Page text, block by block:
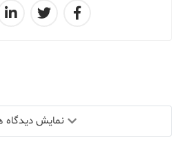
نمایش دیدگاه